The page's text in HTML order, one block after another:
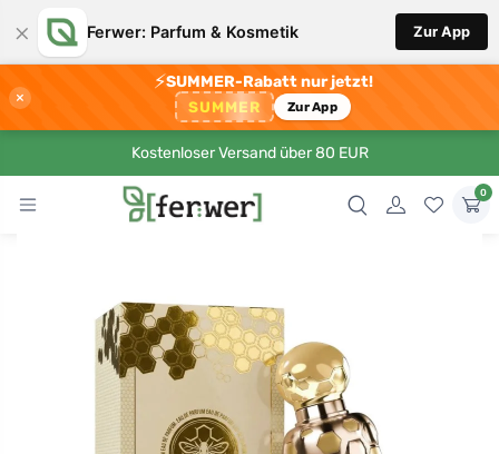
× Ferwer: Parfum & Kosmetik Zur App
×
⚡SUMMER-Rabatt nur jetzt!
SUMMER Zur App
Kostenloser Versand über 80 EUR
0